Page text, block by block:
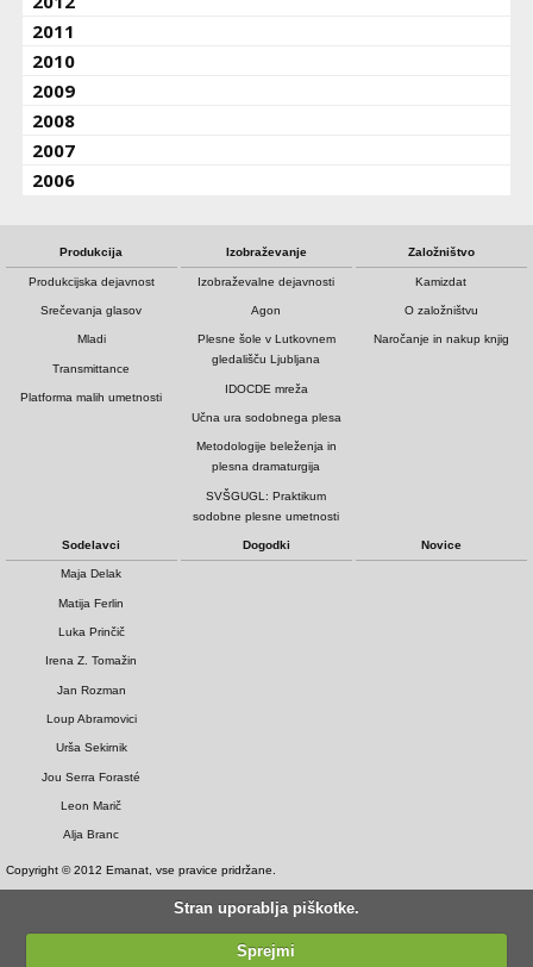
2011
2010
2009
2008
2007
2006
Produkcija
Produkcijska dejavnost
Srečevanja glasov
Mladi
Transmittance
Platforma malih umetnosti
Izobraževanje
Izobraževalne dejavnosti
Agon
Plesne šole v Lutkovnem
gledališču Ljubljana
IDOCDE mreža
Učna ura sodobnega plesa
Metodologije beleženja in
plesna dramaturgija
SVŠGUGL: Praktikum
sodobne plesne umetnosti
Založništvo
Kamizdat
O založništvu
Naročanje in nakup knjig
Sodelavci
Maja Delak
Matija Ferlin
Luka Prinčič
Irena Z. Tomažin
Jan Rozman
Loup Abramovici
Urša Sekirnik
Jou Serra Forasté
Leon Marič
Alja Branc
Dogodki Novice
Copyright © 2012 Emanat, vse pravice pridržane.
Stran uporablja piškotke.
Sprejmi